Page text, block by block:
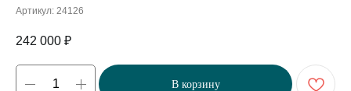
Артикул: 24126
242 000 ₽
В корзину